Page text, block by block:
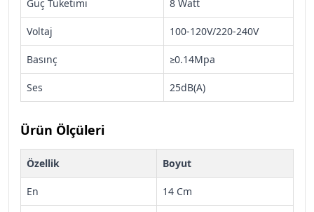
Güç Tüketimi 8 Watt
Voltaj 100-120V/220-240V
Basınç ≥0.14Mpa
Ses 25dB(A)
Ürün Ölçüleri
Özellik Boyut
En 14 Cm